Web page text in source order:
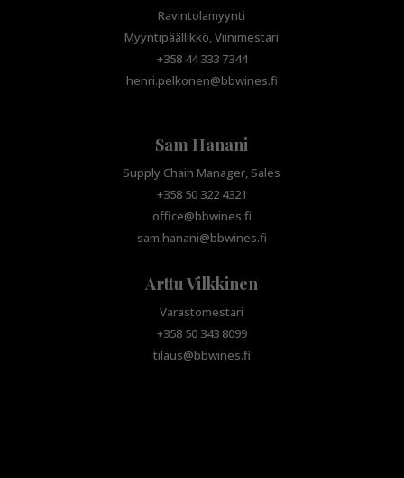
Ravintolamyynti
Myyntipäällikkö, Viinimestari
+358 44 333 7344
henri.pelkonen@bbwines.fi
Sam Hanani
Supply Chain Manager, Sales
+358 50 322 4321
office@bbwines.fi
sam.hanani@bbwines.fi
Arttu Vilkkinen
Varastomestari
+358 50 343 8099
tilaus@bbwines.fi